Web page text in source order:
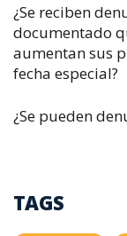
¿Se reciben
documentado
aumentan sus
fecha especial?
¿Se pueden
TAGS